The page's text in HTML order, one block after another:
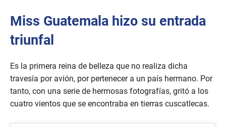
Miss Guatemala hizo su entrada
triunfal
Es la primera reina de belleza que no realiza dicha
travesía por avión, por pertenecer a un país hermano. Por
tanto, con una serie de hermosas fotografías, gritó a los
cuatro vientos que se encontraba en tierras cuscatlecas.